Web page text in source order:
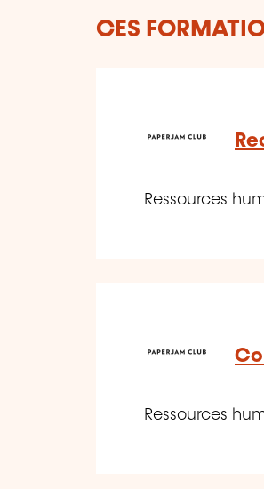
CES
Ressources
Ressources